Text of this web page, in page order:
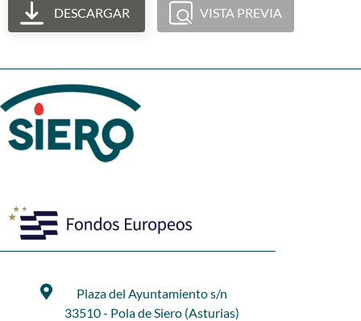
DESCARGAR VISTA PREVIA
Plaza del Ayuntamiento s/n
33510 - Pola de Siero (Asturias)